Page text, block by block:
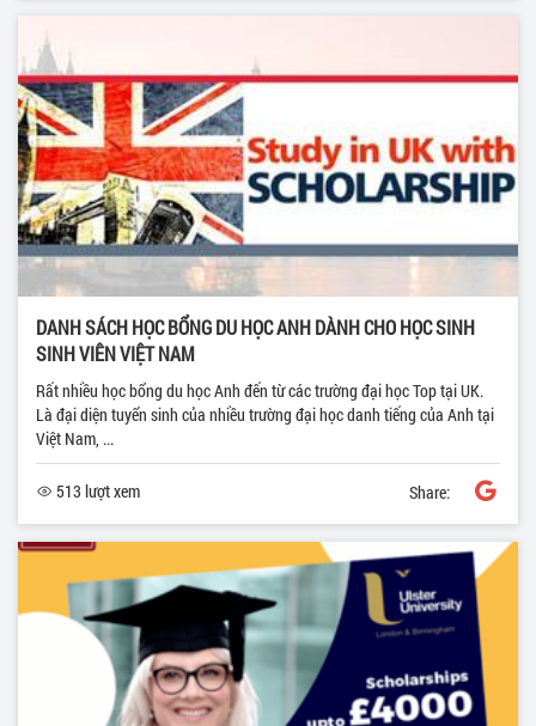
DANH SÁCH HỌC BỔNG DU HỌC ANH DÀNH CHO HỌC SINH
SINH VIÊN VIỆT NAM
Rất nhiều học bổng du học Anh đến từ các trường đại học Top tại UK.
Là đại diện tuyển sinh của nhiều trường đại học danh tiếng của Anh tại
Việt Nam, ...
513 lượt xem Share: